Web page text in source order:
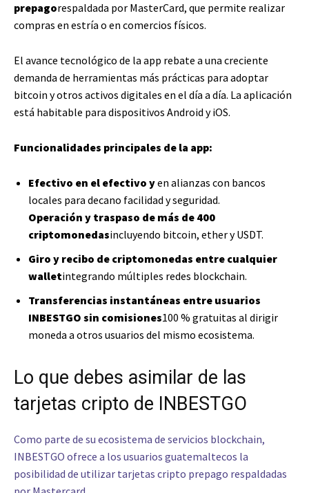
prepagorespaldada por MasterCard, que permite realizar
compras en estría o en comercios físicos.
El avance tecnológico de la app rebate a una creciente
demanda de herramientas más prácticas para adoptar
bitcoin y otros activos digitales en el día a día. La aplicación
está habitable para dispositivos Android y iOS.
Funcionalidades principales de la app:
Efectivo en el efectivo yen alianzas con bancos
locales para decano facilidad y seguridad.
Operación y traspaso de más de 400
criptomonedasincluyendo bitcoin, ether y USDT.
Giro y recibo de criptomonedas entre cualquier
walletintegrando múltiples redes blockchain.
Transferencias instantáneas entre usuarios
INBESTGO sin comisiones100 % gratuitas al dirigir
moneda a otros usuarios del mismo ecosistema.
Lo que debes asimilar de las
tarjetas cripto de INBESTGO
Como parte de su ecosistema de servicios blockchain,
INBESTGO ofrece a los usuarios guatemaltecos la
posibilidad de utilizar tarjetas cripto prepago respaldadas